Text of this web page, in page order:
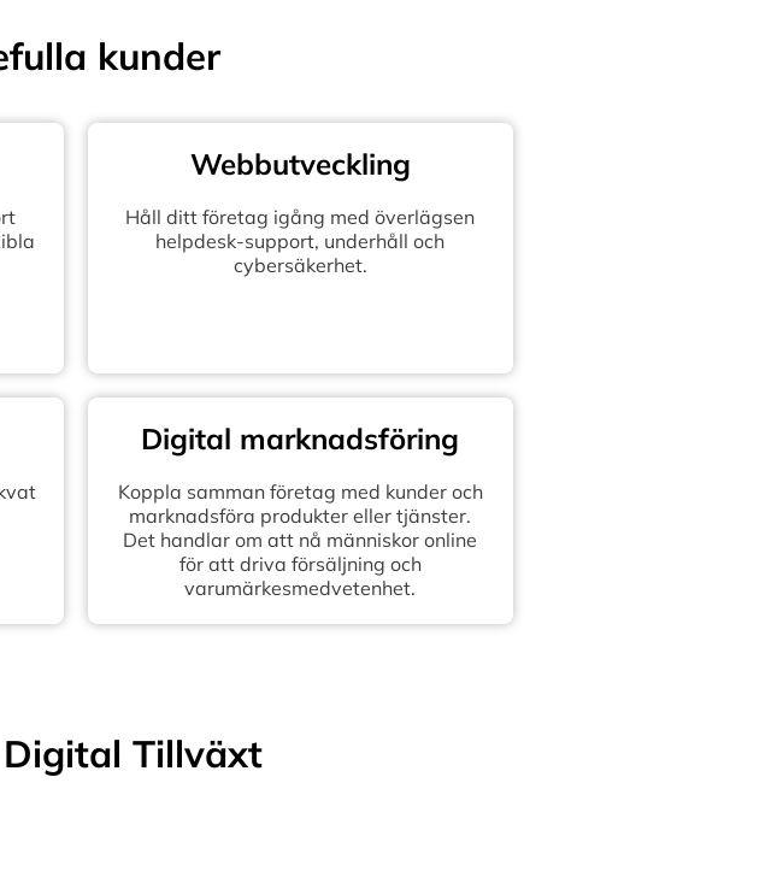
kunder
Webbutveckling
Håll ditt företag igång med överlägsen
helpdesk-support, underhåll och
cybersäkerhet.
Digital marknadsföring
Koppla samman företag med kunder och
marknadsföra produkter eller tjänster.
Det handlar om att nå människor online
för att driva försäljning och
varumärkesmedvetenhet.
Tillväxt